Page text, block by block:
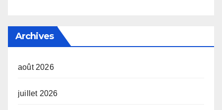
Archives
août 2026
juillet 2026